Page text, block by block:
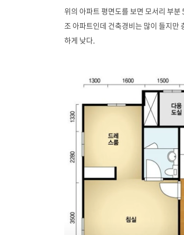
위의 아파트 평면도를 보면 모서리 부
조 아파트인데 건축경비는 많이 들지
하게 낮다.